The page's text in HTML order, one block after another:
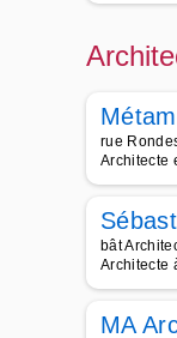
rue
Architecte
bât
Architecte
MA